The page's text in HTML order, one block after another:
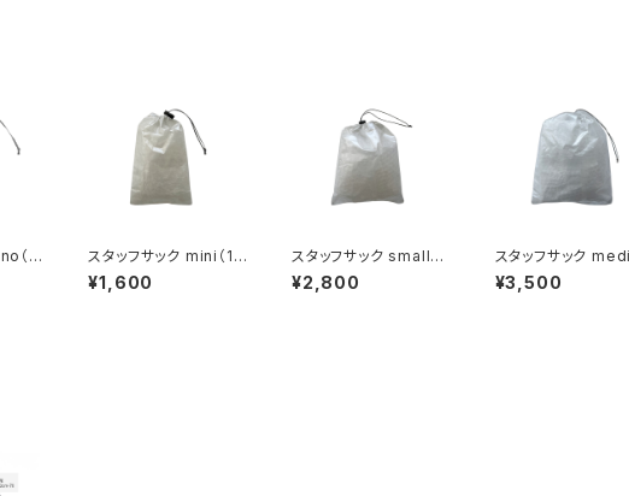
（9
スタッフサック mini（10
cm x 16cm）
¥1,600
スタッフサック small（1
9cm x 25cm ）
¥2,800
スタッフサック
m（23cm x 30cm ）
¥3,500